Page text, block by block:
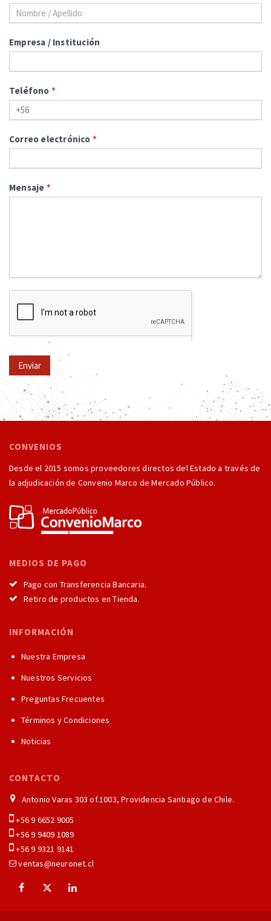
Empresa / Institución
Teléfono *
Correo electrónico *
Mensaje *
Enviar
CONVENIOS
Desde el 2015 somos proveedores directos del Estado a través de
la adjudicación de Convenio Marco de Mercado Público.
MEDIOS DE PAGO
Pago con Transferencia Bancaria.
Retiro de productos en Tienda.
INFORMACIÓN
Nuestra Empresa
Nuestros Servicios
Preguntas Frecuentes
Términos y Condiciones
Noticias
CONTACTO
Antonio Varas 303 of.1003, Providencia Santiago de Chile.
+56 9 6652 9005
+56 9 9409 1089
+56 9 9321 9141
ventas@neuronet.cl